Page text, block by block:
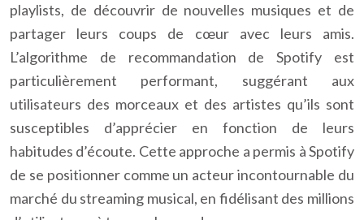
playlists, de découvrir de nouvelles musiques et de
partager leurs coups de cœur avec leurs amis.
L’algorithme de recommandation de Spotify est
particulièrement performant, suggérant aux
utilisateurs des morceaux et des artistes qu’ils sont
susceptibles d’apprécier en fonction de leurs
habitudes d’écoute. Cette approche a permis à Spotify
de se positionner comme un acteur incontournable du
marché du streaming musical, en fidélisant des millions